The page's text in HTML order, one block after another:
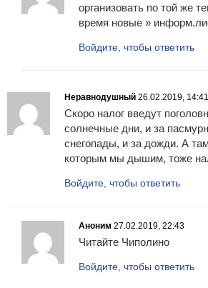
организовать по той же
время новые »
Войдите, чтобы ответить
Неравнодушный 26.02.2019, 14:41
Скоро налог введут
солнечные дни, и за
снегопады, и за дожди. А
которым мы дышим, тоже
Войдите, чтобы ответить
Аноним 27.02.2019, 22:43
Читайте Чиполино
Войдите, чтобы ответить